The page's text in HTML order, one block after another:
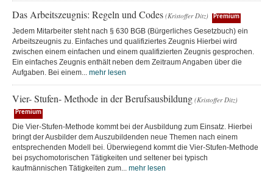
Das Arbeitszeugnis: Regeln und Codes (Kristoffer Ditz) Premium
Jedem Mitarbeiter steht nach § 630 BGB (Bürgerliches Gesetzbuch) ein
Arbeitszeugnis zu. Einfaches und qualifiziertes Zeugnis Hierbei wird
zwischen einem einfachen und einem qualifizierten Zeugnis gesprochen.
Ein einfaches Zeugnis enthält neben dem Zeitraum Angaben über die
Aufgaben. Bei einem... mehr lesen
Vier- Stufen- Methode in der Berufsausbildung (Kristoffer Ditz)
Premium
Die Vier-Stufen-Methode kommt bei der Ausbildung zum Einsatz. Hierbei
bringt der Ausbilder dem Auszubildenden neue Themen nach einem
entsprechenden Modell bei. Überwiegend kommt die Vier-Stufen-Methode
bei psychomotorischen Tätigkeiten und seltener bei typisch
kaufmännischen Tätigkeiten zum... mehr lesen